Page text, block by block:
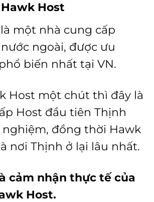
Host
một nhà cung cấp
ngoài, được ưu
biến nhất tại VN.
Host một chút thì đây là
Host đầu tiên Thịnh
nghiệm, đồng thời Hawk
nơi Thịnh ở lại lâu nhất.
cảm nhận thực tế của
Host.